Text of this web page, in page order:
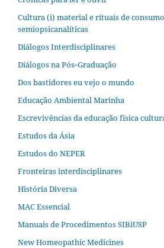
Cultura (i) material e rituais de
semiopsicanalíticas
Diálogos Interdisciplinares
Diálogos na Pós‐Graduação
Dos bastidores eu vejo o mundo
Educação Ambiental Marinha
Escrevivências da educação física
Estudos da Ásia​
Estudos do NEPER
Fronteiras interdisciplinares
História Diversa
MAC Essencial
Manuais de Procedimentos SIBiUSP
New Homeopathic Medicines